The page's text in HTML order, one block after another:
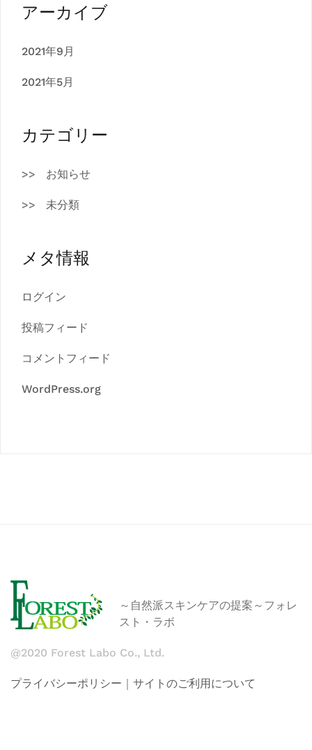
アーカイブ
2021年9月
2021年5月
カテゴリー
お知らせ
未分類
メタ情報
ログイン
投稿フィード
コメントフィード
WordPress.org
～自然派スキンケアの提案～フォレ
スト・ラボ
@2020 Forest Labo Co., Ltd.
プライバシーポリシー ｜ サイトのご利用について